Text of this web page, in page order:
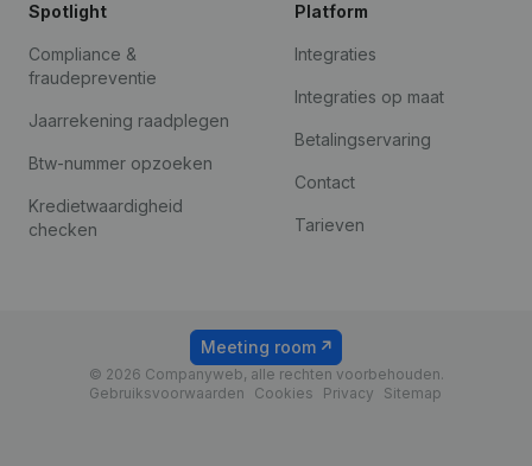
Spotlight
Compliance &
fraudepreventie
Jaarrekening raadplegen
Btw-nummer opzoeken
Kredietwaardigheid
checken
Platform
Integraties
Integraties op maat
Betalingservaring
Contact
Tarieven
© 2026 Companyweb, alle rechten voorbehouden.
Gebruiksvoorwaarden
Cookies Privacy Sitemap
Meeting room